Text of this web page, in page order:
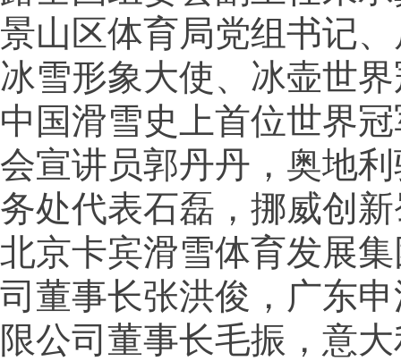
景山区体育局党组书记
冰雪形象大使、冰壶世
中国滑雪史上首位世界
会宣讲员郭丹丹，奥地
务处代表石磊，挪威创
北京卡宾滑雪体育发展
司董事长张洪俊，广东
限公司董事长毛振，意